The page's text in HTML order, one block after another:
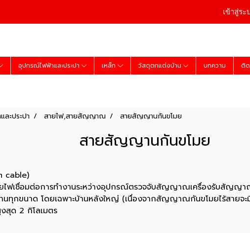
เข้าสู่ระ
อุปกรณ์ไฟฟ้าและประปา เหล็ก วัสดุตกแต่งบ้าน บทความ ติ
ะประปา สายไฟ,สายสัญญาณ สายสัญญานกันขโมย
สายสัญญานกันขโมย
cable)
ไฟเชื่อมต่อการทำงานระหว่างอุปกรณ์ตรวจจับสัญญาณเครื่องรับสัญ
นทุกขนาด โดยเฉพาะบ้านหลังใหญ่ (เนื่องจากสัญญาณกันขโมยไร้สาย
สุด 2 กิโลเมตร